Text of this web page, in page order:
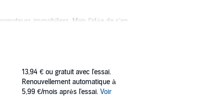
immobiliers. Mais l’idée de s’en
belle et populaire, elle réussit tout ce
tente de combler à coups de soirées
13,94 € ou gratuit avec l'essai.
Renouvellement automatique à
5,99 €/mois après l'essai. Voir